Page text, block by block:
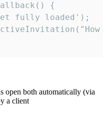
{
fully loaded');
open both automatically (via
a client